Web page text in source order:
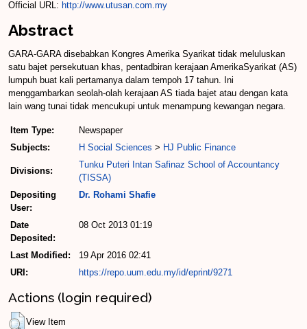
Official URL: http://www.utusan.com.my
Abstract
GARA-GARA disebabkan Kongres Amerika Syarikat tidak meluluskan
satu bajet persekutuan khas, pentadbiran kerajaan AmerikaSyarikat (AS)
lumpuh buat kali pertamanya dalam tempoh 17 tahun. Ini
menggambarkan seolah-olah kerajaan AS tiada bajet atau dengan kata
lain wang tunai tidak mencukupi untuk menampung kewangan negara.
Item Type:
Newspaper
Subjects:
H Social Sciences > HJ Public Finance
Divisions:
Tunku Puteri Intan Safinaz School of Accountancy
(TISSA)
Depositing
User:
Dr. Rohami Shafie
Date
Deposited:
08 Oct 2013 01:19
Last Modified:
19 Apr 2016 02:41
URI:
https://repo.uum.edu.my/id/eprint/9271
Actions (login required)
View Item